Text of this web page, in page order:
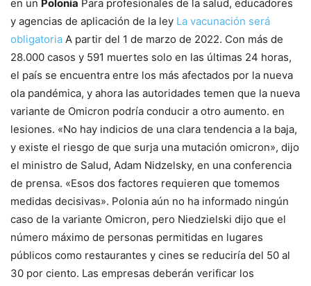
en un Polonia Para profesionales de la salud, educadores
y agencias de aplicación de la ley La vacunación será
obligatoria A partir del 1 de marzo de 2022. Con más de
28.000 casos y 591 muertes solo en las últimas 24 horas,
el país se encuentra entre los más afectados por la nueva
ola pandémica, y ahora las autoridades temen que la nueva
variante de Omicron podría conducir a otro aumento. en
lesiones. «No hay indicios de una clara tendencia a la baja,
y existe el riesgo de que surja una mutación omicron», dijo
el ministro de Salud, Adam Nidzelsky, en una conferencia
de prensa. «Esos dos factores requieren que tomemos
medidas decisivas». Polonia aún no ha informado ningún
caso de la variante Omicron, pero Niedzielski dijo que el
número máximo de personas permitidas en lugares
públicos como restaurantes y cines se reduciría del 50 al
30 por ciento. Las empresas deberán verificar los